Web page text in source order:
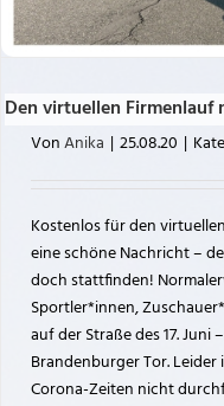
Den virtuellen
VonAnika | 25.08.20 |
Kostenlos für den
eine schöne Nachricht –
doch stattfinden!
Sportler*innen,
auf der Straße des 17. Juni
Brandenburger Tor.
Corona-Zeiten nicht